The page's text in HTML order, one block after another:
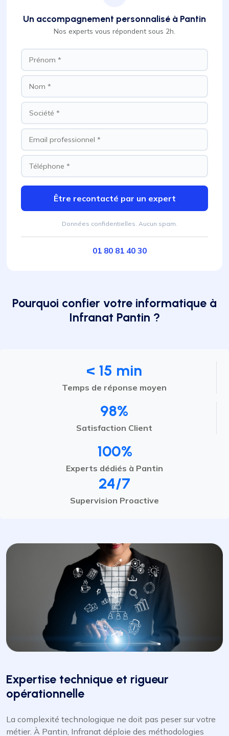
Un accompagnement personnalisé à Pantin
Nos experts vous répondent sous 2h.
Être recontacté par un expert
Données confidentielles. Aucun spam.
01 80 81 40 30
Pourquoi confier votre informatique à
Infranat Pantin ?
< 15 min
Temps de réponse moyen
98%
Satisfaction Client
100%
Experts dédiés à Pantin
24/7
Supervision Proactive
Expertise technique et rigueur
opérationnelle
La complexité technologique ne doit pas peser sur votre
métier. À Pantin, Infranat déploie des méthodologies